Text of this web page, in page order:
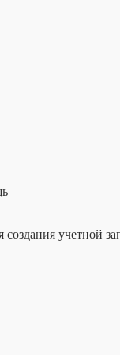
создания учетной